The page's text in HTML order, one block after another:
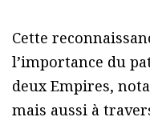
Cette
l’importance du
deux Empires,
mais aussi à